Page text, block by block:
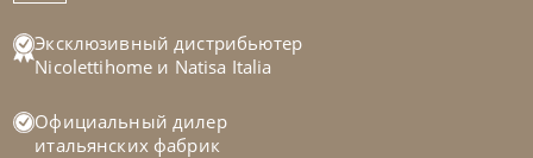
Эксклюзивный дистрибьютер
Nicolettihome и Natisa Italia
Официальный дилер
итальянских фабрик